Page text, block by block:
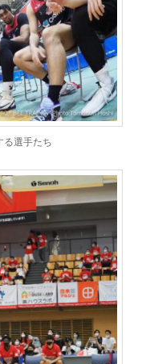
る選手たち